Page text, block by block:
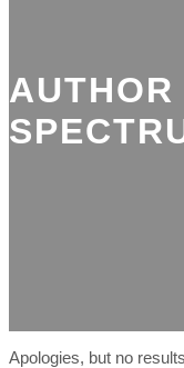
Apologies, but no